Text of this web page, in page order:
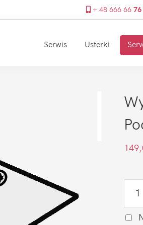
+ 48 666 66 76
Serwis Usterki